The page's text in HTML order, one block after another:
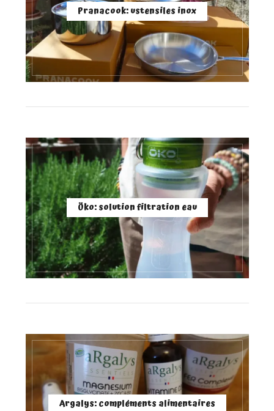
Pranacook: ustensiles inox
Öko: solution filtration eau
Argalys: compléments alimentaires